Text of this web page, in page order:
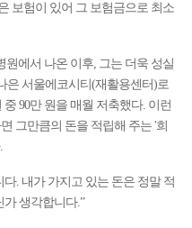
보험이 있어 그 보험금으로 최소
에서 나온 이후, 그는 더욱 성실
은 서울에코시티(재활용센터)로
90만 원을 매월 저축했다. 이런
그만큼의 돈을 적립해 주는 '희
. 내가 가지고 있는 돈은 정말 적
가 생각합니다.”